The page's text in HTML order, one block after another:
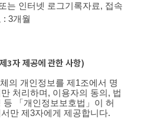
는 인터넷 로그기록자료, 접속
: 3개월
3자 제공에 관한 사항)
의 개인정보를 제 1조에서 명
처리하며 , 이용자의 동의 , 법
등 「개인정보보호법」이 허
만 제3자에게 제공합니다.